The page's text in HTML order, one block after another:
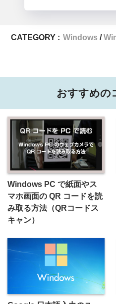
CATEGORY : Windows
おすすめの
Windows PC で紙面やス
マホ画面の QR コードを読
み取る方法（QRコードス
キャン）